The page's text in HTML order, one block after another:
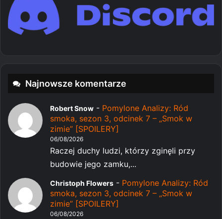
Najnowsze komentarze
Robert Snow - Pomylone Analizy: Ród
smoka, sezon 3, odcinek 7 – „Smok w
zimie” [SPOILERY]
06/08/2026
Raczej duchy ludzi, którzy zginęli przy
budowie jego zamku,...
Christoph Flowers - Pomylone Analizy: Ród
smoka, sezon 3, odcinek 7 – „Smok w
zimie” [SPOILERY]
06/08/2026